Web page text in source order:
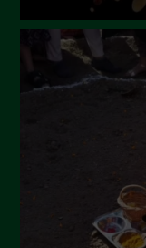
Novembre 2022
Ottobre 2022
Settembre 2022
Aprile 2022